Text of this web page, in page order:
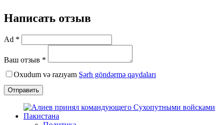
Написать отзыв
Ad *
Ваш отзыв *
Oxudum və razıyam Şərh göndərmə qaydaları
Отправить